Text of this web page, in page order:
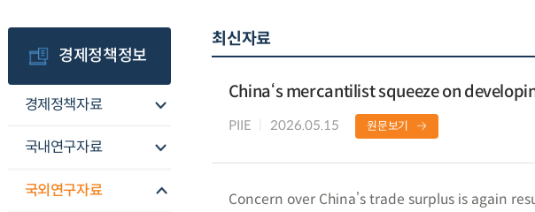
경제정책정보
경제정책자료
국내연구자료
국외연구자료
최신자료
China‘s mercantilist squeeze on
PIIE 2026.05.15 원문보기
Concern over China’s trade surplus is again